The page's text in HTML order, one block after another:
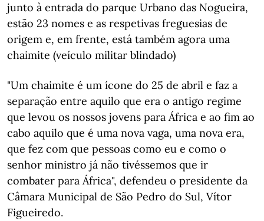
junto à entrada do parque Urbano das Nogueira,
estão 23 nomes e as respetivas freguesias de
origem e, em frente, está também agora uma
chaimite (veículo militar blindado)
"Um chaimite é um ícone do 25 de abril e faz a
separação entre aquilo que era o antigo regime
que levou os nossos jovens para África e ao fim ao
cabo aquilo que é uma nova vaga, uma nova era,
que fez com que pessoas como eu e como o
senhor ministro já não tivéssemos que ir
combater para África", defendeu o presidente da
Câmara Municipal de São Pedro do Sul, Vítor
Figueiredo.